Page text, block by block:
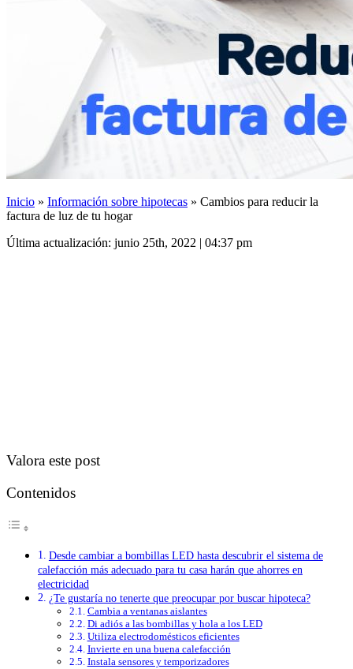
Inicio » Información sobre hipotecas » Cambios para reducir la
factura de luz de tu hogar
Última actualización: junio 25th, 2022 | 04:37 pm
Valora este post
Contenidos
Desde cambiar a bombillas LED hasta descubrir el sistema de
calefacción más adecuado para tu casa harán que ahorres en
electricidad
¿Te gustaría no tenerte que preocupar por buscar hipoteca?
Cambia a ventanas aislantes
Di adiós a las bombillas y hola a los LED
Utiliza electrodomésticos eficientes
Invierte en una buena calefacción
Instala sensores y temporizadores